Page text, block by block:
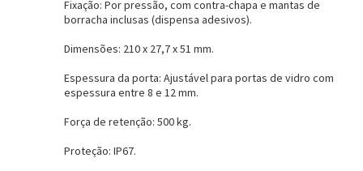
Fixação: Por pressão, com contra-chapa e mantas de
borracha inclusas (dispensa adesivos).
Dimensões: 210 x 27,7 x 51 mm.
Espessura da porta: Ajustável para portas de vidro com
espessura entre 8 e 12 mm.
Força de retenção: 500 kg.
Proteção: IP67.